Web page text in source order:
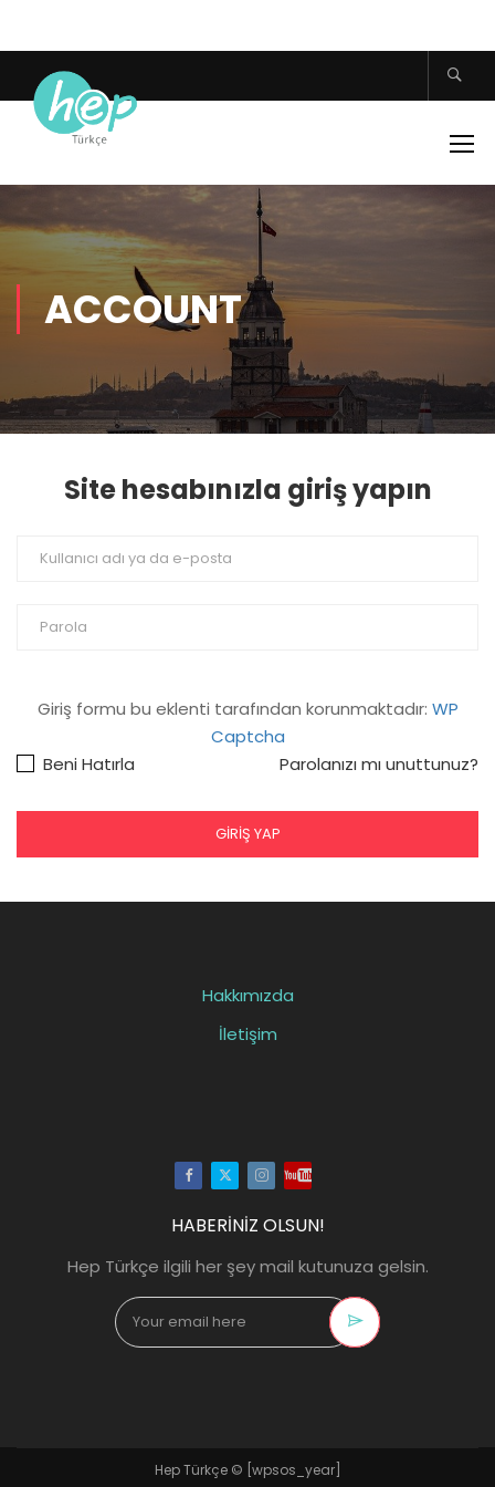
ACCOUNT
Site hesabınızla giriş yapın
Giriş formu bu eklenti tarafından korunmaktadır: WP
Captcha
Parolanızı mı unuttunuz?
Beni Hatırla
Hakkımızda
İletişim
HABERİNİZ OLSUN!
Hep Türkçe ilgili her şey mail kutunuza gelsin.
Hep Türkçe © [wpsos_year]